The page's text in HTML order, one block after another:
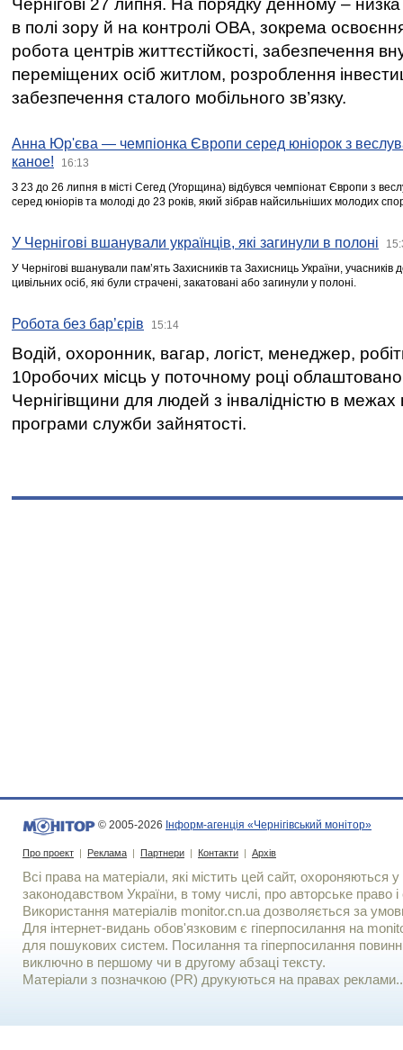
Чернігові 27 липня. На порядку денному –
в полі зору й на контролі ОВА, зокрема освоєння
робота центрів життєстійкості, забезпечення
переміщених осіб житлом, розроблення
забезпечення сталого мобільного зв’язку.
Анна Юр'єва — чемпіонка Європи серед юніорок з
каное!
16:13
З 23 до 26 липня в місті Сегед (Угорщина) відбувся чемпіонат Європи з
серед юніорів та молоді до 23 років, який зібрав найсильніших молодих
У Чернігові вшанували українців, які загинули в полоні
У Чернігові вшанували пам’ять Захисників та Захисниць України,
цивільних осіб, які були страчені, закатовані або загинули у полоні.
Робота без бар’єрів 15:14
Водій, охоронник, вагар, логіст, менеджер,
10робочих місць у поточному році
Чернігівщини для людей з інвалідністю в межах
програми служби зайнятості.
© 2005-2026 Інформ-агенція «Чернігівський монітор»
Про проект | Реклама | Партнери | Контакти | Архів
Всі права на матеріали, які містить цей сайт, охороняються у
законодавством України, в тому числі, про авторське право і
Використання матерiалiв monitor.cn.ua дозволяється за
Для iнтернет-видань обов'язковим є гiперпосилання на
для пошукових систем. Посилання та гіперпосилання
виключно в першому чи в другому абзаці тексту.
Матеріали з позначкою (PR) друкуються на правах реклами..